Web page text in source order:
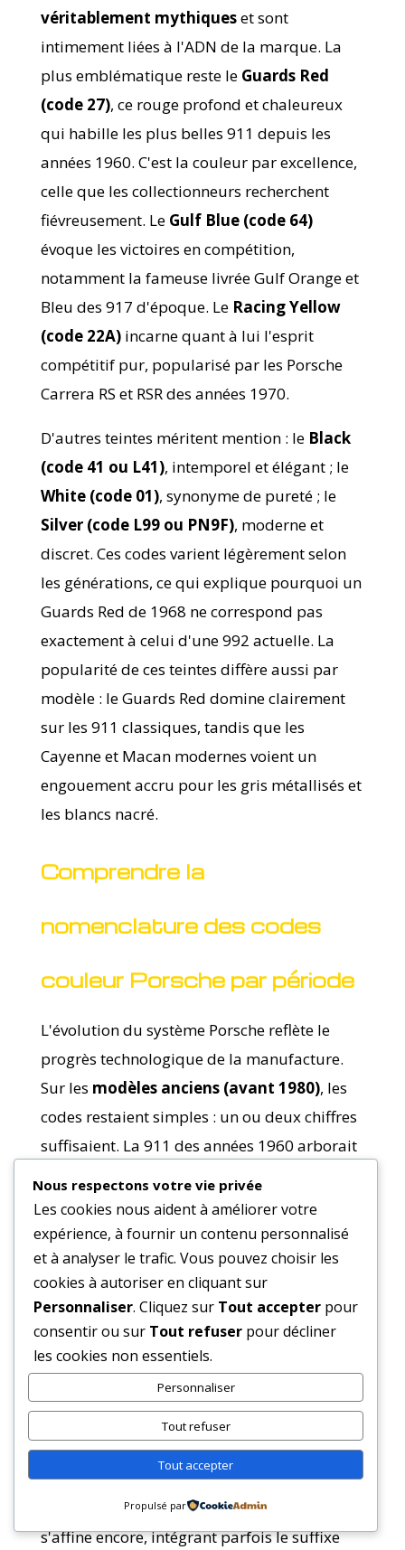
véritablement mythiqueset sont
intimement liées à l'ADN de la marque. La
plus emblématique reste le Guards Red
(code 27), ce rouge profond et chaleureux
qui habille les plus belles 911 depuis les
années 1960. C'est la couleur par excellence,
celle que les collectionneurs recherchent
fiévreusement. Le Gulf Blue (code 64)
évoque les victoires en compétition,
notamment la fameuse livrée Gulf Orange et
Bleu des 917 d'époque. Le Racing Yellow
(code 22A)incarne quant à lui l'esprit
compétitif pur, popularisé par les Porsche
Carrera RS et RSR des années 1970.
D'autres teintes méritent mention : le Black
(code 41 ou L41), intemporel et élégant ; le
White (code 01), synonyme de pureté ; le
Silver (code L99 ou PN9F), moderne et
discret. Ces codes varient légèrement selon
les générations, ce qui explique pourquoi un
Guards Red de 1968 ne correspond pas
exactement à celui d'une 992 actuelle. La
popularité de ces teintes diffère aussi par
modèle : le Guards Red domine clairement
sur les 911 classiques, tandis que les
Cayenne et Macan modernes voient un
engouement accru pour les gris métallisés et
les blancs nacré.
Comprendre la
nomenclature des codes
couleur Porsche par période
L'évolution du système Porsche reflète le
progrès technologique de la manufacture.
Sur les modèles anciens (avant 1980), les
codes restaient simples : un ou deux chiffres
suffisaient. La 911 des années 1960 arborait
Guards Red ou 40 pour le bleu. Cette
simplicité avait ses avantages, mais limitait
les nuances possibles.
À partir des années 1980, Porsche adopte
progressivement un système
alphanumériques plus détaillé
"L" apparaît pour les peintures métallisées
(L41 Black Metallic par exemple), signalant
une composition chimique différente. Les
codes s'allongent : on passe à trois ou quatre
caractères. Sur les 996 et 997, le système
s'affine encore, intégrant parfois le suffixe
Nous respectons votre vie privée
Les cookies nous aident à améliorer votre
expérience, à fournir un contenu personnalisé
et à analyser le trafic. Vous pouvez choisir les
cookies à autoriser en cliquant sur
Personnaliser. Cliquez sur Tout accepter pour
consentir ou sur Tout refuser pour décliner
les cookies non essentiels.
Personnaliser
Tout refuser
Tout accepter
Propulsé par